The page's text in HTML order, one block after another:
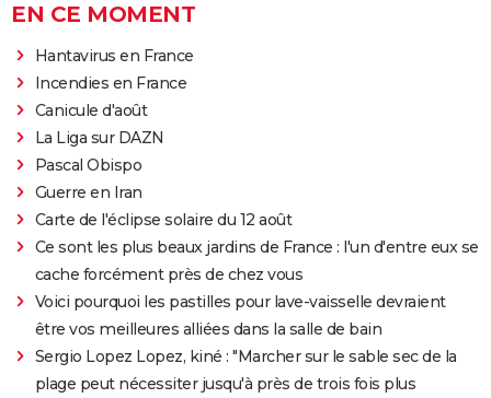
EN CE MOMENT
Hantavirus en France
Incendies en France
Canicule d'août
La Liga sur DAZN
Pascal Obispo
Guerre en Iran
Carte de l'éclipse solaire du 12 août
Ce sont les plus beaux jardins de France : l'un d'entre eux se
cache forcément près de chez vous
Voici pourquoi les pastilles pour lave-vaisselle devraient
être vos meilleures alliées dans la salle de bain
Sergio Lopez Lopez, kiné : "Marcher sur le sable sec de la
plage peut nécessiter jusqu'à près de trois fois plus